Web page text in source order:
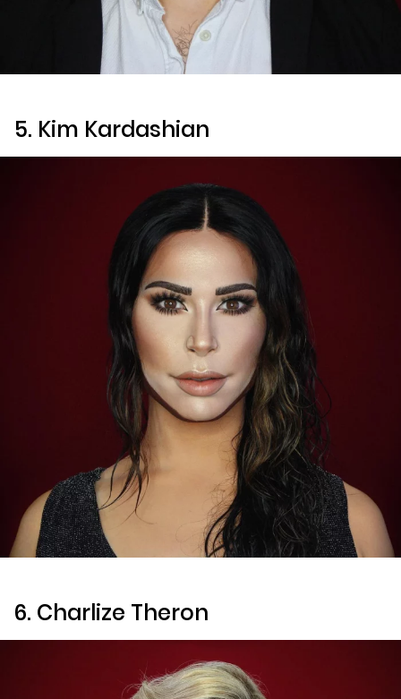
5. Kim Kardashian
6. Charlize Theron